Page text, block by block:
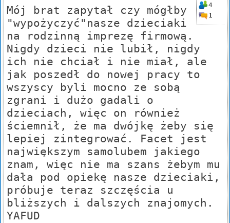
4
1
Mój brat zapytał czy mógłby
"wypożyczyć"nasze dzieciaki
na rodzinną imprezę firmową.
Nigdy dzieci nie lubił, nigdy
ich nie chciał i nie miał, ale
jak poszedł do nowej pracy to
wszyscy byli mocno ze sobą
zgrani i dużo gadali o
dzieciach, więc on również
ściemnił, że ma dwójkę żeby się
lepiej zintegrować. Facet jest
największym samolubem jakiego
znam, więc nie ma szans żebym mu
dała pod opiekę nasze dzieciaki,
próbuje teraz szczęścia u
bliższych i dalszych znajomych.
YAFUD